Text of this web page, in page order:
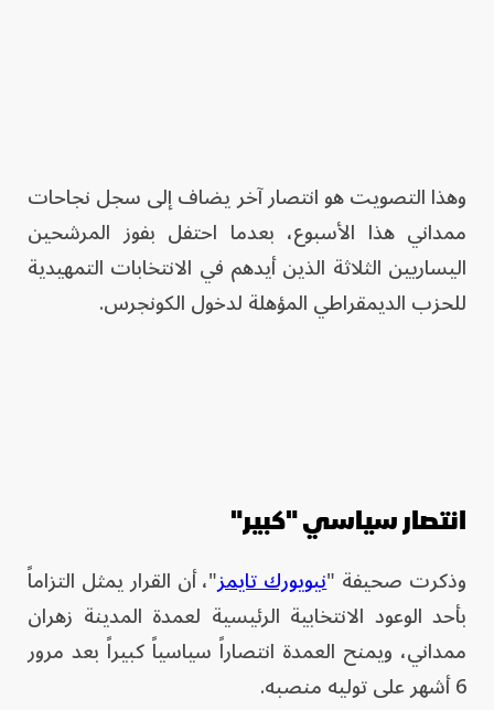
وهذا التصويت هو انتصار آخر يضاف إلى سجل نجاحات
ممداني هذا الأسبوع، بعدما احتفل بفوز المرشحين
اليساريين الثلاثة الذين أيدهم في الانتخابات التمهيدية
للحزب الديمقراطي المؤهلة لدخول الكونجرس.
انتصار سياسي "كبير"
وذكرت صحيفة "نيويورك تايمز"، أن القرار يمثل التزاماً
بأحد الوعود الانتخابية الرئيسية لعمدة المدينة زهران
ممداني، ويمنح العمدة انتصاراً سياسياً كبيراً بعد مرور
6 أشهر على توليه منصبه.